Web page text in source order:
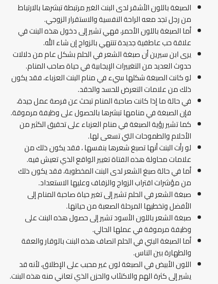
الصبغة باللون الأشقر لدى البنت الغير مرتبطة تبشرها بالارتباط
من رجل تجد معه الراحة النفسية والاستقرار الزوجي.
أما الصبغة باللون الأحمر، فهي تشير إلى دخول هذه البنت في
علاقة حب عاطفية جديدة تنتهي بالزواج إن شاء الله.
يرى ابن سيرين أن صبغة الشعر في الحلم بشكل عام من دلالات
حدوث العديد من التغييرات الإيجابية في حياة صاحب المنام.
لو كانت الصبغة شكلها سيء في منام البنت العزباء، فقد يكون
ذلك من علامات التعرض للحسد والحقد.
في حالة ما إذا كانت صاحبة المنام تبحث عن فرصة عمل جيدة،
فإن الصبغة في منامها تبشرها بالحصول على وظيفة مرموقة.
كما تشير رؤية الصبغة في منام العزباء على تحقيق الكثير من
الأحلام والطموحات التي تسعى لها.
لو رأت البنت أنها تصبغ شعرها بنفسها ، فقد يكون ذلك من
علامات محاولة هذه الفتاة تغيير الواقع الذي تعيش فيه.
أما في حالة صبغ الشعر لدى البنت المخطوبة، فقد يكون ذلك
من مؤشرات اقتراب الزواج والزفاف وعليها الاستعداد.
صبغة الشعر في الحلم تشير إلى تغير حياة صاحبة المنام إلى
الأفضل وتخطيها المرحلة الصعبة من حياتها.
صبغة الشعر باللون الأسود تشير إلى حصول هذه البنت على
وظيفة مرموقة في عملها الحالي.
أما الصبغة البني في الحلم اتصاف هذه البنت بالوقار والعفة
والطهارة بين الناس.
اللون الأبيض في الصبغة لون غير محبب على الإطلاق، لأنه قد
يشير إلى كثرة الهم والاكتئاب والحزن الذي تعاني منه هذه البنت.